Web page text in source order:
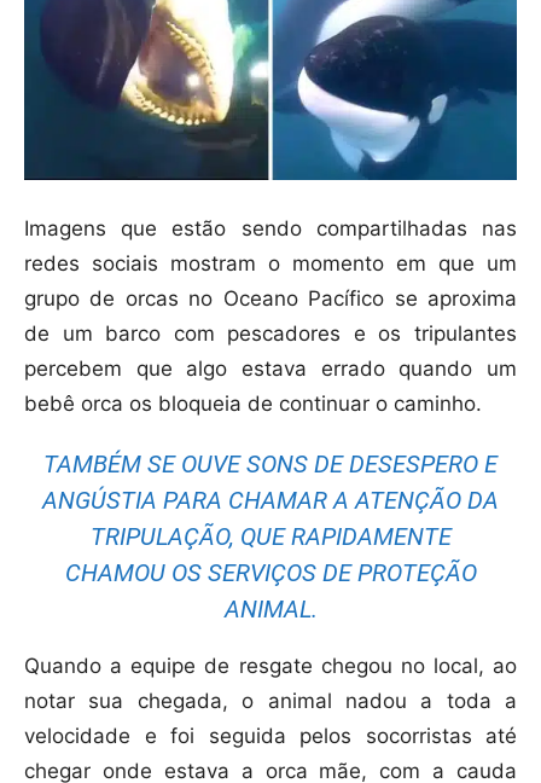
Imagens que estão sendo compartilhadas nas
redes sociais mostram o momento em que um
grupo de orcas no Oceano Pacífico se aproxima
de um barco com pescadores e os tripulantes
percebem que algo estava errado quando um
bebê orca os bloqueia de continuar o caminho.
TAMBÉM SE OUVE SONS DE DESESPERO E
ANGÚSTIA PARA CHAMAR A ATENÇÃO DA
TRIPULAÇÃO, QUE RAPIDAMENTE
CHAMOU OS SERVIÇOS DE PROTEÇÃO
ANIMAL.
Quando a equipe de resgate chegou no local, ao
notar sua chegada, o animal nadou a toda a
velocidade e foi seguida pelos socorristas até
chegar onde estava a orca mãe, com a cauda